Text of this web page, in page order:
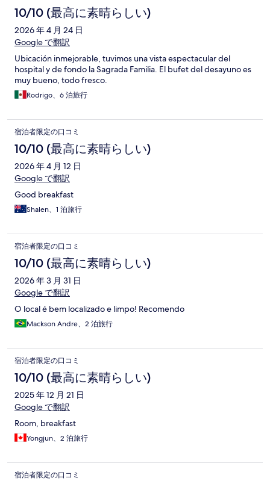
10/10 (最高に素晴らしい)
2026 年 4 月 24 日
Google で翻訳
Ubicación inmejorable, tuvimos una vista espectacular del
hospital y de fondo la Sagrada Familia. El bufet del desayuno es
muy bueno, todo fresco.
Rodrigo、6 泊旅行
宿泊者限定の口コミ
10/10 (最高に素晴らしい)
2026 年 4 月 12 日
Google で翻訳
Good breakfast
Shalen、1 泊旅行
宿泊者限定の口コミ
10/10 (最高に素晴らしい)
2026 年 3 月 31 日
Google で翻訳
O local é bem localizado e limpo! Recomendo
Mackson Andre、2 泊旅行
宿泊者限定の口コミ
10/10 (最高に素晴らしい)
2025 年 12 月 21 日
Google で翻訳
Room, breakfast
Yongjun、2 泊旅行
宿泊者限定の口コミ